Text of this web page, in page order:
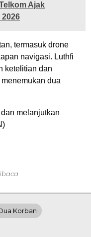
Ajak
termasuk drone
navigasi. Luthfi
ketelitian dan
dua
melanjutkan
Korban